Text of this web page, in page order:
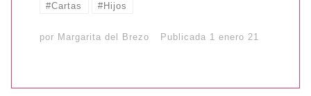
#Cartas #Hijos
por Margarita del Brezo Publicada 1 enero 21